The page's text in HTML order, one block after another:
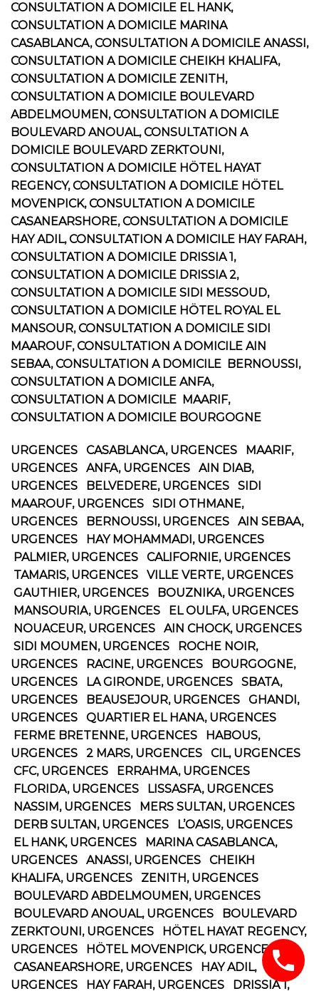
CONSULTATION A DOMICILE EL HANK,
CONSULTATION A DOMICILE MARINA
CASABLANCA, CONSULTATION A DOMICILE ANASSI,
CONSULTATION A DOMICILE CHEIKH KHALIFA,
CONSULTATION A DOMICILE ZENITH,
CONSULTATION A DOMICILE BOULEVARD
ABDELMOUMEN, CONSULTATION A DOMICILE
BOULEVARD ANOUAL, CONSULTATION A
DOMICILE BOULEVARD ZERKTOUNI,
CONSULTATION A DOMICILE HÖTEL HAYAT
REGENCY, CONSULTATION A DOMICILE HÖTEL
MOVENPICK, CONSULTATION A DOMICILE
CASANEARSHORE, CONSULTATION A DOMICILE
HAY ADIL, CONSULTATION A DOMICILE HAY FARAH,
CONSULTATION A DOMICILE DRISSIA 1,
CONSULTATION A DOMICILE DRISSIA 2,
CONSULTATION A DOMICILE SIDI MESSOUD,
CONSULTATION A DOMICILE HÖTEL ROYAL EL
MANSOUR, CONSULTATION A DOMICILE SIDI
MAAROUF, CONSULTATION A DOMICILE AIN
SEBAA, CONSULTATION A DOMICILE BERNOUSSI,
CONSULTATION A DOMICILE ANFA,
CONSULTATION A DOMICILE MAARIF,
CONSULTATION A DOMICILE BOURGOGNE
URGENCES CASABLANCA, URGENCES MAARIF,
URGENCES ANFA, URGENCES AIN DIAB,
URGENCES BELVEDERE, URGENCES SIDI
MAAROUF, URGENCES SIDI OTHMANE,
URGENCES BERNOUSSI, URGENCES AIN SEBAA,
URGENCES HAY MOHAMMADI, URGENCES
PALMIER, URGENCES CALIFORNIE, URGENCES
TAMARIS, URGENCES VILLE VERTE, URGENCES
GAUTHIER, URGENCES BOUZNIKA, URGENCES
MANSOURIA, URGENCES EL OULFA, URGENCES
NOUACEUR, URGENCES AIN CHOCK, URGENCES
SIDI MOUMEN, URGENCES ROCHE NOIR,
URGENCES RACINE, URGENCES BOURGOGNE,
URGENCES LA GIRONDE, URGENCES SBATA,
URGENCES BEAUSEJOUR, URGENCES GHANDI,
URGENCES QUARTIER EL HANA, URGENCES
FERME BRETENNE, URGENCES HABOUS,
URGENCES 2 MARS, URGENCES CIL, URGENCES
CFC, URGENCES ERRAHMA, URGENCES
FLORIDA, URGENCES LISSASFA, URGENCES
NASSIM, URGENCES MERS SULTAN, URGENCES
DERB SULTAN, URGENCES L’OASIS, URGENCES
EL HANK, URGENCES MARINA CASABLANCA,
URGENCES ANASSI, URGENCES CHEIKH
KHALIFA, URGENCES ZENITH, URGENCES
BOULEVARD ABDELMOUMEN, URGENCES
BOULEVARD ANOUAL, URGENCES BOULEVARD
ZERKTOUNI, URGENCES HÖTEL HAYAT REGENCY,
URGENCES HÖTEL MOVENPICK, URGENCES
CASANEARSHORE, URGENCES HAY ADIL,
URGENCES HAY FARAH, URGENCES DRISSIA 1,